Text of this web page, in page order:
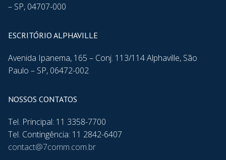
– SP, 04707-000
ESCRITÓRIO ALPHAVILLE
Avenida Ipanema, 165 – Conj. 113/114 Alphaville, São
Paulo – SP, 06472-002
NOSSOS CONTATOS
Tel. Principal: 11 3358-7700
Tel. Contingência: 11 2842-6407
contact@7comm.com.br